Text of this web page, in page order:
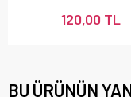
120,00 TL
BU ÜRÜNÜN